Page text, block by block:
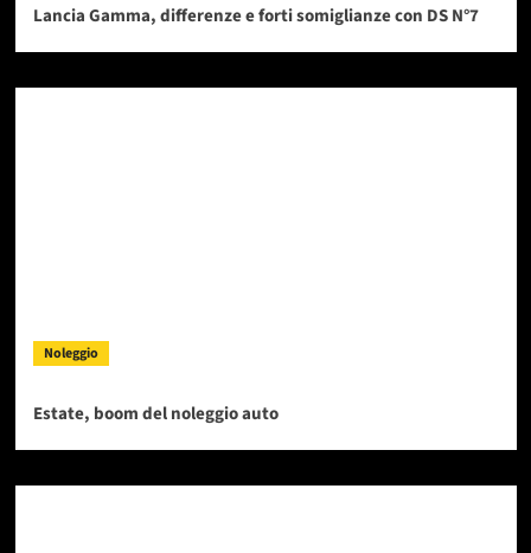
Lancia Gamma, differenze e forti somiglianze con DS N°7
Noleggio
Estate, boom del noleggio auto